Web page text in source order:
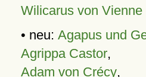
Wilicarus von Vienne
• neu: Agapus und
Agrippa Castor,
Adam von Crécy,